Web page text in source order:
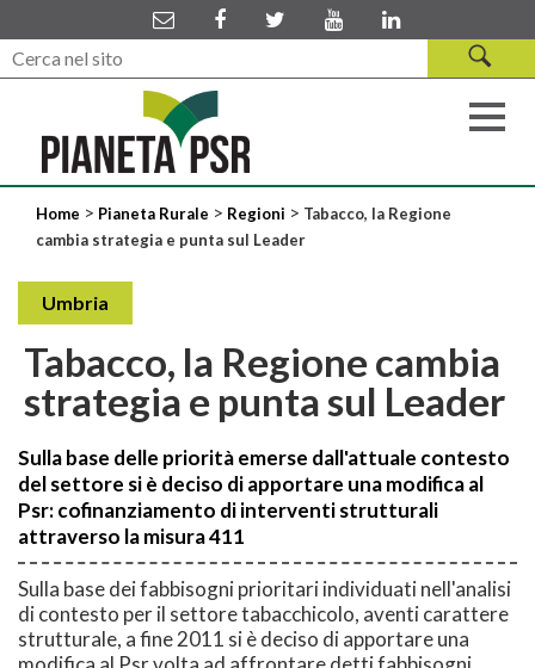
Home > Pianeta Rurale > Regioni > Tabacco, la Regione
cambia strategia e punta sul Leader
Umbria
Tabacco, la Regione cambia
strategia e punta sul Leader
Sulla base delle priorità emerse dall'attuale contesto
del settore si è deciso di apportare una modifica al
Psr: cofinanziamento di interventi strutturali
attraverso la misura 411
Sulla base dei fabbisogni prioritari individuati nell'analisi
di contesto per il settore tabacchicolo, aventi carattere
strutturale, a fine 2011 si è deciso di apportare una